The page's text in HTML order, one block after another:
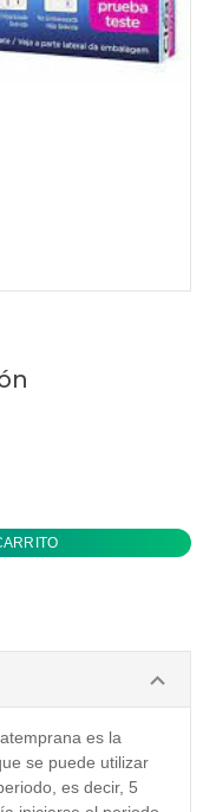
es la
se puede utilizar
es decir, 5